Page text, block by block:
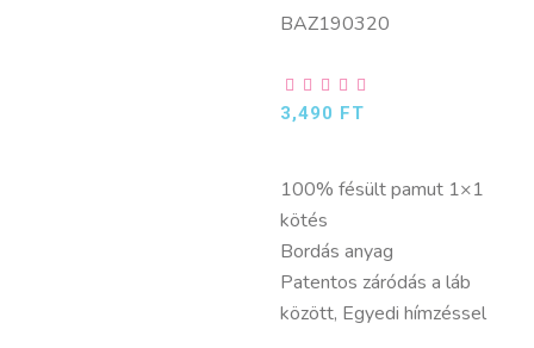
BAZ190320
3,490 FT
100% fésült pamut 1×1
kötés
Bordás anyag
Patentos záródás a láb
között, Egyedi hímzéssel